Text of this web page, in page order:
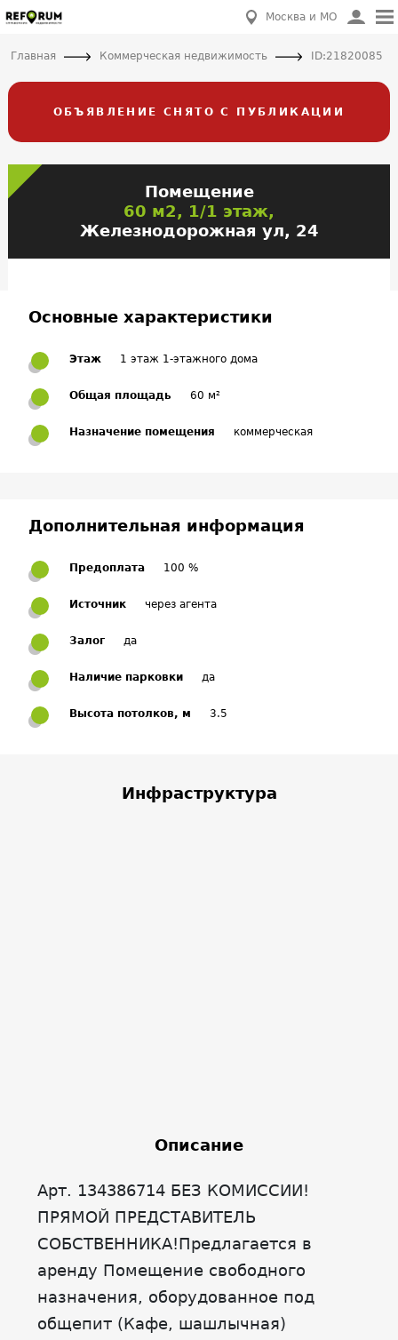
Москва и МО
Главная Коммерческая недвижимость ID:21820085
ОБЪЯВЛЕНИЕ СНЯТО С ПУБЛИКАЦИИ
Помещение
60 м2, 1/1 этаж,
Железнодорожная ул, 24
Основные характеристики
Этаж 1 этаж 1-этажного дома
Общая площадь 60 м²
Назначение помещения коммерческая
Дополнительная информация
Предоплата 100 %
Источник через агента
Залог да
Наличие парковки да
Высота потолков, м 3.5
Инфраструктура
Описание
Арт. 134386714 БЕЗ КОМИССИИ!
ПРЯМОЙ ПРЕДСТАВИТЕЛЬ
СОБСТВЕННИКА!Предлагается в
аренду Помещение свободного
назначения, оборудованное под
общепит (Кафе, шашлычная)